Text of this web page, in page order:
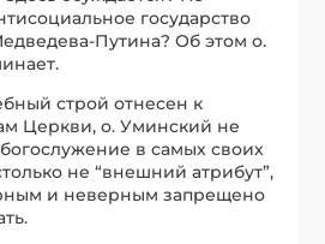
государство
Путина? Об этом о.
строй отнесен к
Церкви, о. Уминский не
в самых своих
не “внешний атрибут”,
и неверным запрещено